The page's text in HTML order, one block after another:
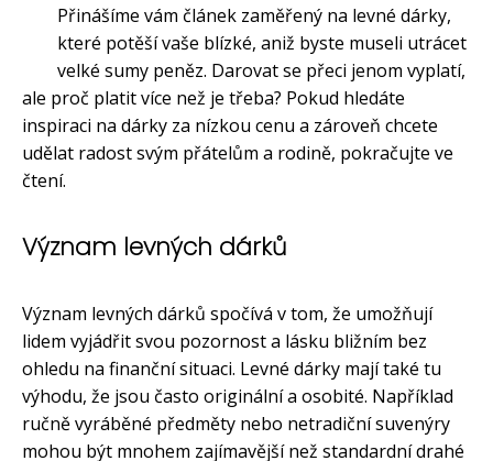
Přinášíme vám článek zaměřený na levné dárky,
které potěší vaše blízké, aniž byste museli utrácet
velké sumy peněz. Darovat se přeci jenom vyplatí,
ale proč platit více než je třeba? Pokud hledáte
inspiraci na dárky za nízkou cenu a zároveň chcete
udělat radost svým přátelům a rodině, pokračujte ve
čtení.
Význam levných dárků
Význam levných dárků spočívá v tom, že umožňují
lidem vyjádřit svou pozornost a lásku bližním bez
ohledu na finanční situaci. Levné dárky mají také tu
výhodu, že jsou často originální a osobité. Například
ručně vyráběné předměty nebo netradiční suvenýry
mohou být mnohem zajímavější než standardní drahé